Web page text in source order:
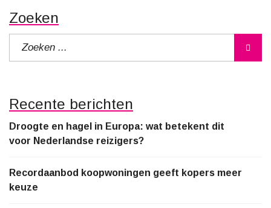
Zoeken
Recente berichten
Droogte en hagel in Europa: wat betekent dit
voor Nederlandse reizigers?
Recordaanbod koopwoningen geeft kopers meer
keuze